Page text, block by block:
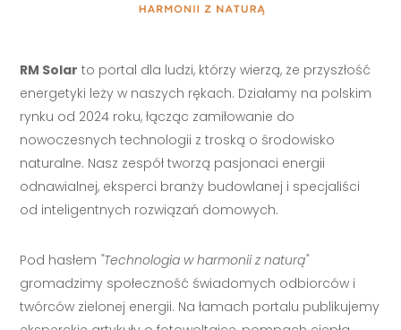
RM Solar to portal dla ludzi, którzy wierzą, że przyszłość
energetyki leży w naszych rękach. Działamy na polskim
rynku od 2024 roku, łącząc zamiłowanie do
nowoczesnych technologii z troską o środowisko
naturalne. Nasz zespół tworzą pasjonaci energii
odnawialnej, eksperci branży budowlanej i specjaliści
od inteligentnych rozwiązań domowych.
Pod hasłem "Technologia w harmonii z naturą"
gromadzimy społeczność świadomych odbiorców i
twórców zielonej energii. Na łamach portalu publikujemy